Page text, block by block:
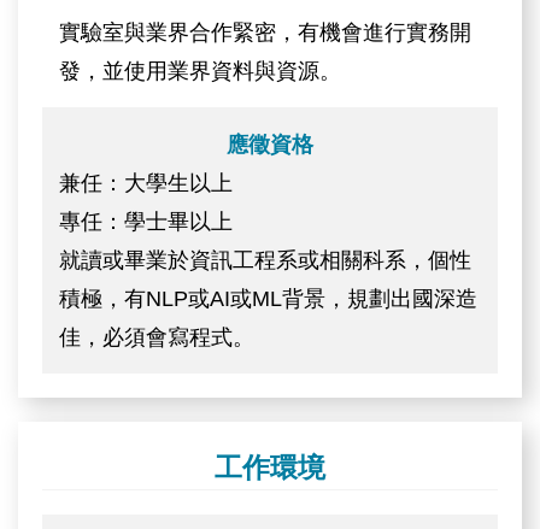
實驗室與業界合作緊密，有機會進行實務開
發，並使用業界資料與資源。
應徵資格
兼任：大學生以上
專任：學士畢以上
就讀或畢業於資訊工程系或相關科系，個性
積極，有NLP或AI或ML背景，規劃出國深造
佳，必須會寫程式。
工作環境